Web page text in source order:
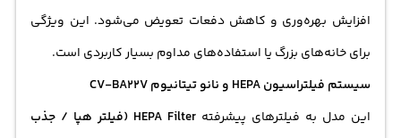
افزایش بهره‌وری و کاهش دفعات تعویض می‌شود. این ویژگی
برای خانه‌های بزرگ یا استفاده‌های مداوم بسیار کاربردی است.
سیستم فیلتراسیون HEPA و نانو تیتانیوم CV-BA22V
این مدل به فیلترهای پیشرفته
HEPA Filter (فیلتر هپا / جذب